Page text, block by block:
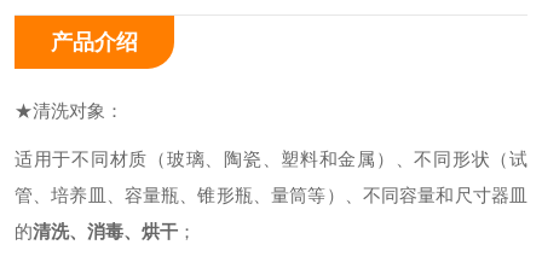
产品介绍
★清洗对象：
适用于不同材质（玻璃、陶瓷、塑料和金属）、不同形状（试
管、培养皿、容量瓶、锥形瓶、量筒等）、不同容量和尺寸器皿
的清洗、消毒、烘干 ；